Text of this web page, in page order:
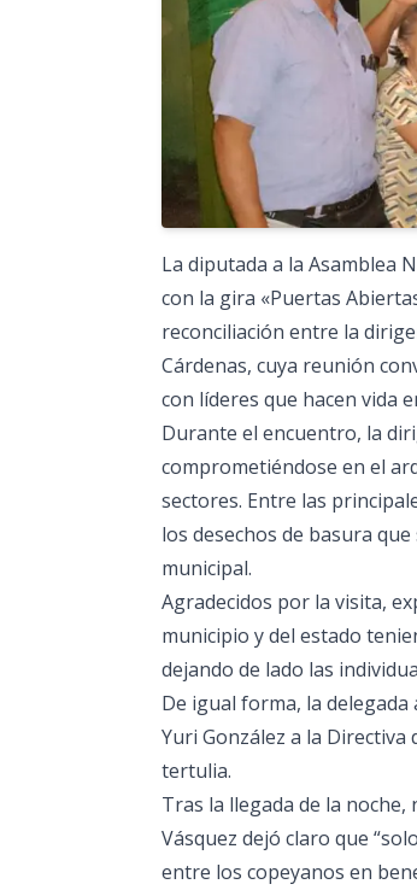
La diputada a la Asamblea
con la gira «Puertas
reconciliación entre la
Cárdenas, cuya reunión
con líderes que hacen vida
Durante el encuentro, la
comprometiéndose en el
sectores. Entre las
los desechos de basura
municipal.
Agradecidos por la visita,
municipio y del estado
dejando de lado las
De igual forma, la
Yuri González a la
tertulia.
Tras la llegada de la
Vásquez dejó claro que
entre los copeyanos en